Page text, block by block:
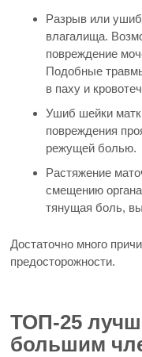
Разрыв или ушиб
влагалища.
повреждение
Подобные
в паху и
Ушиб шейки
повреждения
режущей болью.
Растяжение
смещению
тянущая боль,
Достаточно много
предосторожности.
ТОП-25
большим